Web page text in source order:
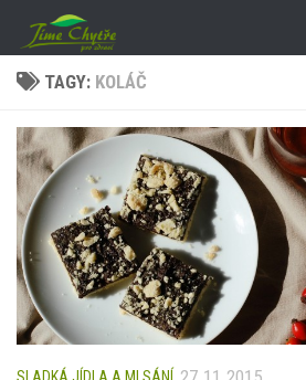
Skip to content
TAGY: KOLÁČ